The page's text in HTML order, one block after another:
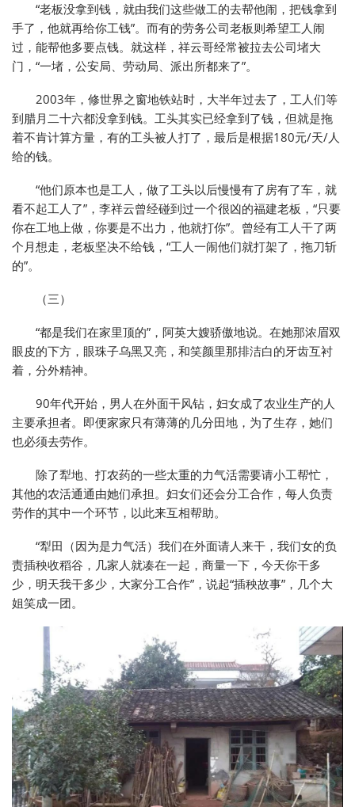
“老板没拿到钱，就由我们这些做工的去帮他闹，把钱拿到
手了，他就再给你工钱”。而有的劳务公司老板则希望工人闹
过，能帮他多要点钱。就这样，祥云哥经常被拉去公司堵大
门，“一堵，公安局、劳动局、派出所都来了”。
2003年，修世界之窗地铁站时，大半年过去了，工人们等
到腊月二十六都没拿到钱。工头其实已经拿到了钱，但就是拖
着不肯计算方量，有的工头被人打了，最后是根据180元/天/人
给的钱。
“他们原本也是工人，做了工头以后慢慢有了房有了车，就
看不起工人了”，李祥云曾经碰到过一个很凶的福建老板，“只要
你在工地上做，你要是不出力，他就打你”。曾经有工人干了两
个月想走，老板坚决不给钱，“工人一闹他们就打架了，拖刀斩
的”。
（三）
“都是我们在家里顶的”，阿英大嫂骄傲地说。在她那浓眉双
眼皮的下方，眼珠子乌黑又亮，和笑颜里那排洁白的牙齿互衬
着，分外精神。
90年代开始，男人在外面干风钻，妇女成了农业生产的人
主要承担者。即便家家只有薄薄的几分田地，为了生存，她们
也必须去劳作。
除了犁地、打农药的一些太重的力气活需要请小工帮忙，
其他的农活通通由她们承担。妇女们还会分工合作，每人负责
劳作的其中一个环节，以此来互相帮助。
“犁田（因为是力气活）我们在外面请人来干，我们女的负
责插秧收稻谷，几家人就凑在一起，商量一下，今天你干多
少，明天我干多少，大家分工合作”，说起“插秧故事”，几个大
姐笑成一团。